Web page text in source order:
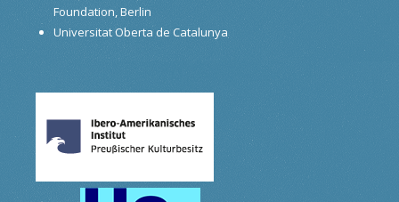
Foundation, Berlin
Universitat Oberta de Catalunya